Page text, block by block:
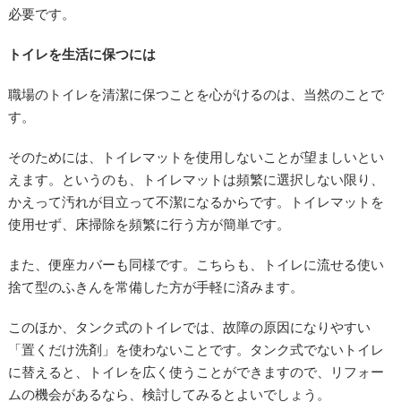
必要です。
トイレを生活に保つには
職場のトイレを清潔に保つことを心がけるのは、当然のことで
す。
そのためには、トイレマットを使用しないことが望ましいとい
えます。というのも、トイレマットは頻繁に選択しない限り、
かえって汚れが目立って不潔になるからです。トイレマットを
使用せず、床掃除を頻繁に行う方が簡単です。
また、便座カバーも同様です。こちらも、トイレに流せる使い
捨て型のふきんを常備した方が手軽に済みます。
このほか、タンク式のトイレでは、故障の原因になりやすい
「置くだけ洗剤」を使わないことです。タンク式でないトイレ
に替えると、トイレを広く使うことができますので、リフォー
ムの機会があるなら、検討してみるとよいでしょう。